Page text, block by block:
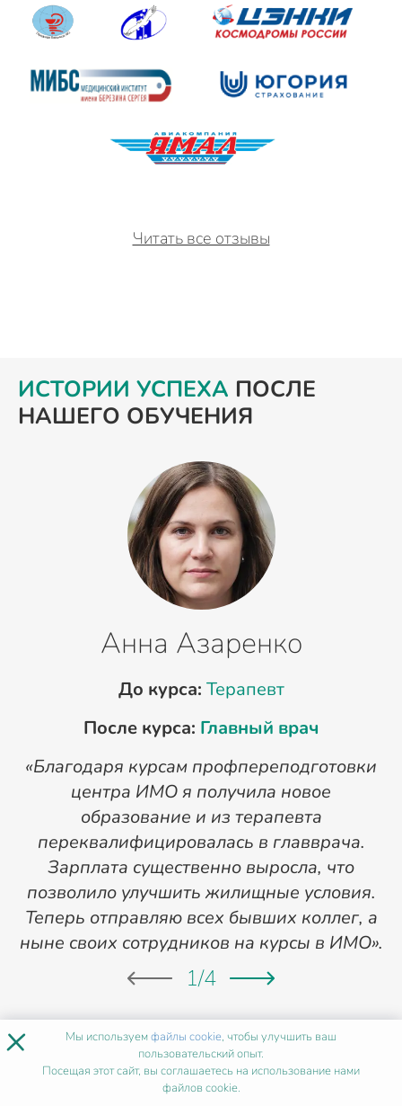
Читать все отзывы
ИСТОРИИ УСПЕХА ПОСЛЕ
НАШЕГО ОБУЧЕНИЯ
Анна Азаренко
До курса: Терапевт
После курса: Главный врач
«Благодаря курсам профпереподготовки
центра ИМО я получила новое
образование и из терапевта
переквалифицировалась в главврача.
Зарплата существенно выросла, что
позволило улучшить жилищные условия.
Теперь отправляю всех бывших коллег, а
ныне своих сотрудников на курсы в ИМО».
1/4
ХОЧУ ТАК ЖЕ
× Мы используемфайлы cookie, чтобы улучшить ваш
пользовательский опыт.
Посещая этот сайт, вы соглашаетесь на использование нами
файлов cookie.